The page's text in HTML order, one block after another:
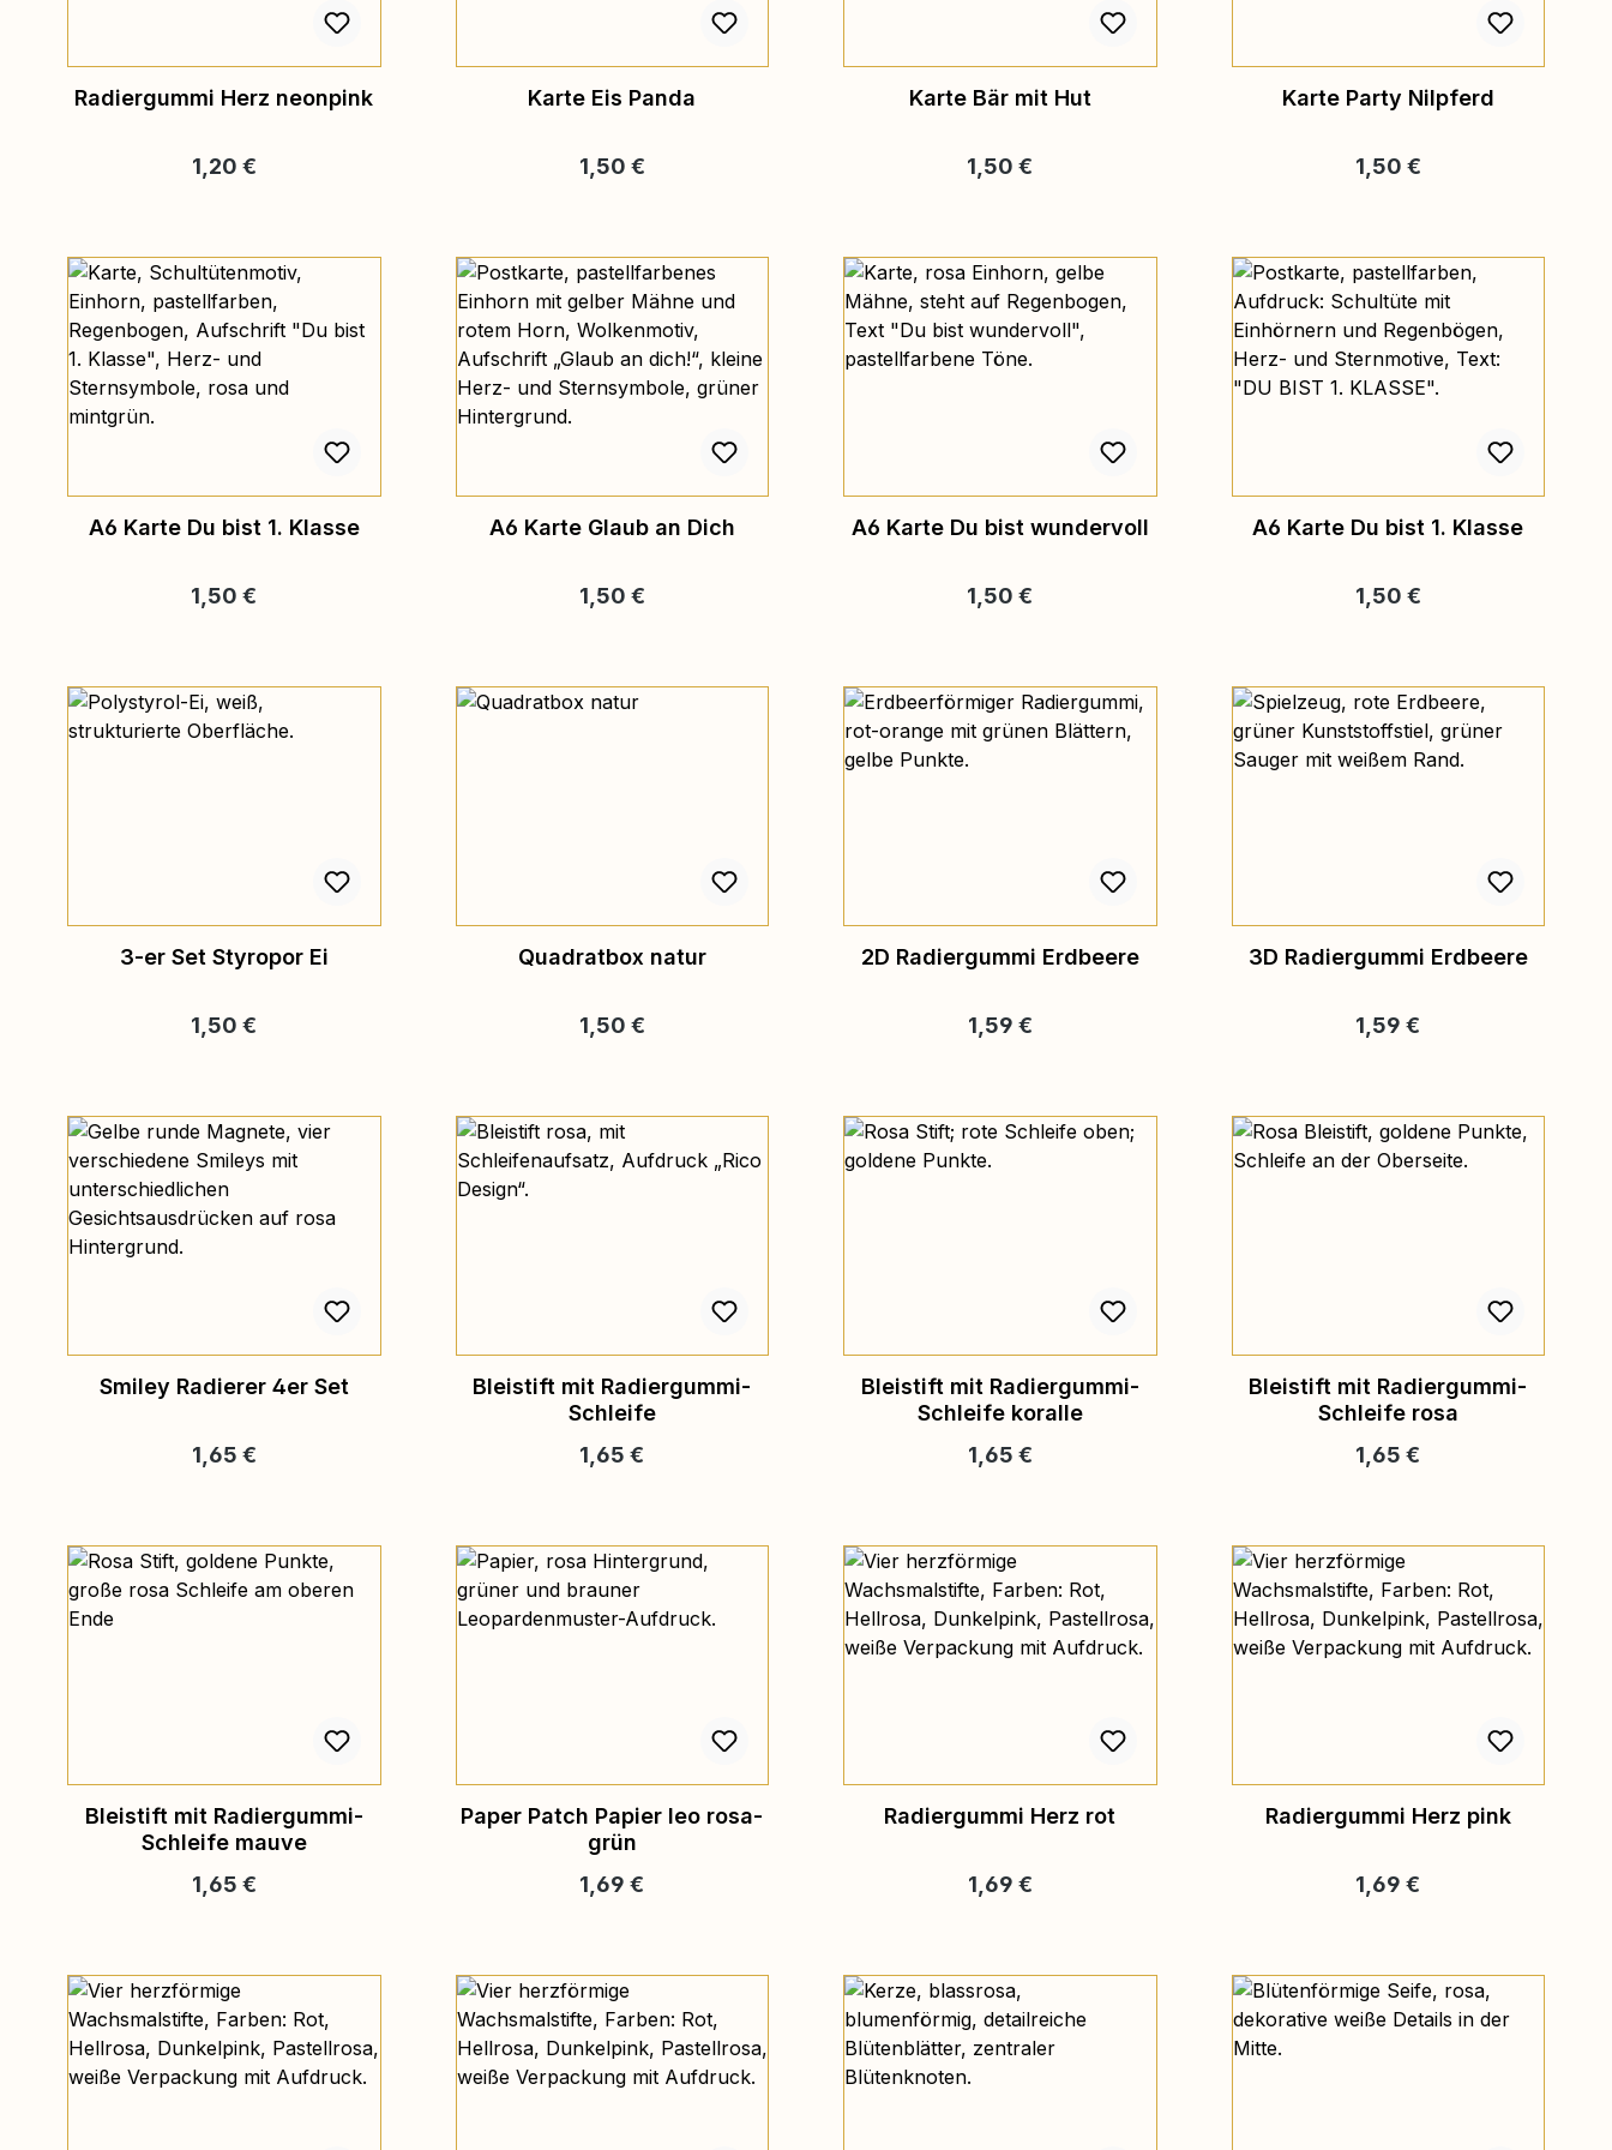
Radiergummi Herz neonpink
Regulärer Preis:
1,20 €
Karte Eis Panda
Regulärer Preis:
1,50 €
Karte Bär mit Hut
Regulärer Preis:
1,50 €
Karte Party Nilpferd
Regulärer Preis:
1,50 €
A6 Karte Du bist 1. Klasse
Regulärer Preis:
1,50 €
A6 Karte Glaub an Dich
Regulärer Preis:
1,50 €
A6 Karte Du bist wundervoll
Regulärer Preis:
1,50 €
A6 Karte Du bist 1. Klasse
Regulärer Preis:
1,50 €
3-er Set Styropor Ei
Regulärer Preis:
1,50 €
Quadratbox natur
Regulärer Preis:
1,50 €
2D Radiergummi Erdbeere
Regulärer Preis:
1,59 €
3D Radiergummi Erdbeere
Regulärer Preis:
1,59 €
Smiley Radierer 4er Set
Regulärer Preis:
1,65 €
Bleistift mit Radiergummi-
Schleife
Regulärer Preis:
1,65 €
Bleistift mit Radiergummi-
Schleife koralle
Regulärer Preis:
1,65 €
Bleistift mit Radiergummi-
Schleife rosa
Regulärer Preis:
1,65 €
Bleistift mit Radiergummi-
Schleife mauve
Regulärer Preis:
1,65 €
Paper Patch Papier leo rosa-
grün
Regulärer Preis:
1,69 €
Radiergummi Herz rot
Regulärer Preis:
1,69 €
Radiergummi Herz pink
Regulärer Preis:
1,69 €